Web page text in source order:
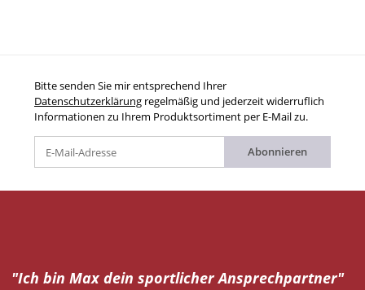
Bitte senden Sie mir entsprechend Ihrer
Datenschutzerklärung regelmäßig und jederzeit widerruflich
Informationen zu Ihrem Produktsortiment per E-Mail zu.
Abonnieren
"Ich bin Max dein sportlicher Ansprechpartner"